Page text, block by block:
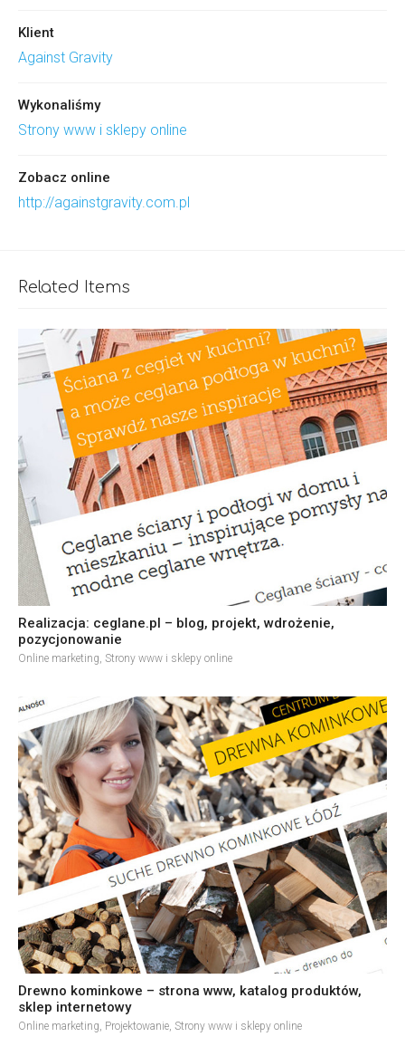
Klient
Against Gravity
Wykonaliśmy
Strony www i sklepy online
Zobacz online
http://againstgravity.com.pl
Related Items
Realizacja: ceglane.pl – blog, projekt, wdrożenie,
pozycjonowanie
Online marketing, Strony www i sklepy online
Drewno kominkowe – strona www, katalog produktów,
sklep internetowy
Online marketing, Projektowanie, Strony www i sklepy online